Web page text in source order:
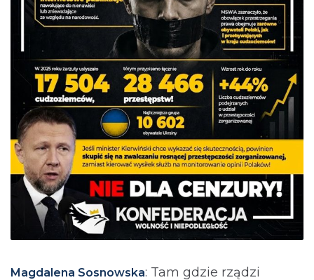
Magdalena Sosnowska: Tam gdzie rządzi